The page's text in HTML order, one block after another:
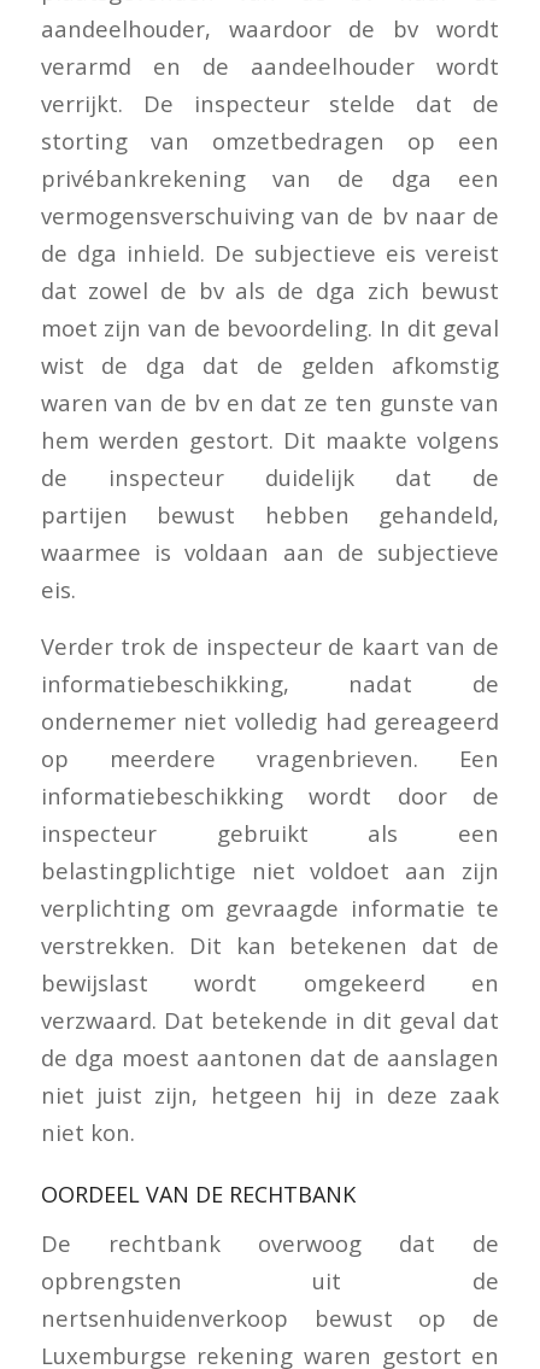
aandeelhouder, waardoor de bv wordt
verarmd en de aandeelhouder wordt
verrijkt. De inspecteur stelde dat de
storting van omzetbedragen op een
privébankrekening van de dga een
vermogensverschuiving van de bv naar de
de dga inhield. De subjectieve eis vereist
dat zowel de bv als de dga zich bewust
moet zijn van de bevoordeling. In dit geval
wist de dga dat de gelden afkomstig
waren van de bv en dat ze ten gunste van
hem werden gestort. Dit maakte volgens
de inspecteur duidelijk dat de
partijen bewust hebben gehandeld,
waarmee is voldaan aan de subjectieve
eis.
Verder trok de inspecteur de kaart van de
informatiebeschikking, nadat de
ondernemer niet volledig had gereageerd
op meerdere vragenbrieven. Een
informatiebeschikking wordt door de
inspecteur gebruikt als een
belastingplichtige niet voldoet aan zijn
verplichting om gevraagde informatie te
verstrekken. Dit kan betekenen dat de
bewijslast wordt omgekeerd en
verzwaard. Dat betekende in dit geval dat
de dga moest aantonen dat de aanslagen
niet juist zijn, hetgeen hij in deze zaak
niet kon.
OORDEEL VAN DE RECHTBANK
De rechtbank overwoog dat de
opbrengsten uit de
nertsenhuidenverkoop bewust op de
Luxemburgse rekening waren gestort en